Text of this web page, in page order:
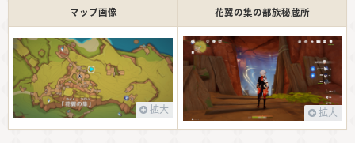
マップ画像 花翼の集の部族秘蔵所
拡大 拡大